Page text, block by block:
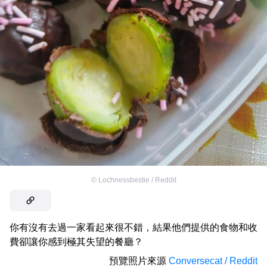
© Lochnessbestie / Reddit
你有沒有去過一家看起來很不錯，結果他們提供的食物和收
費卻讓你感到極其失望的餐廳？
預覽照片來源 Conversecat / Reddit